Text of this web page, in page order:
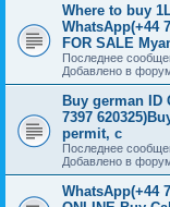
Where to buy
WhatsApp(+44
FOR SALE
Последнее
Добавлено в
Buy german ID
7397
permit, c
Последнее
Добавлено в
WhatsApp(+44